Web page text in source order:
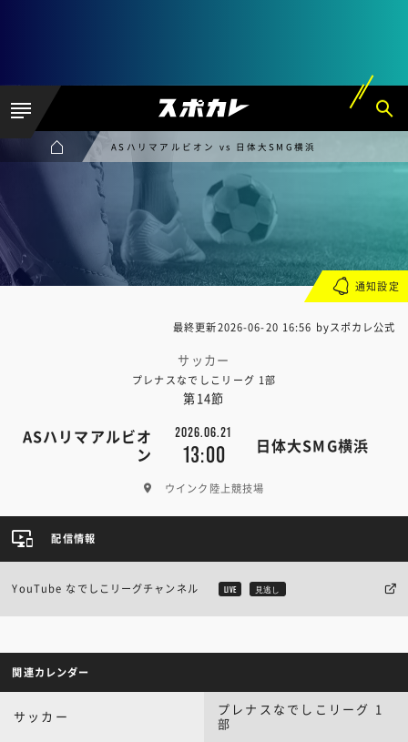
ASハリマアルビオン vs 日体大SMG横浜
最終更新2026-06-20 16:56 byスポカレ公式
サッカー
プレナスなでしこリーグ 1部
第14節
ASハリマアルビオ
ン
2026.06.21
13:00 日体大SMG横浜
ウインク陸上競技場
通知設定
配信情報
YouTube なでしこリーグチャンネル LIVE 見逃し
関連カレンダー
サッカー
プレナスなでしこリーグ 1
部